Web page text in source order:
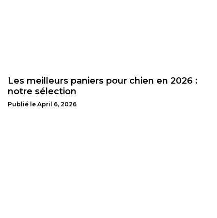
Les meilleurs paniers pour chien en 2026 :
notre sélection
Publié le April 6, 2026